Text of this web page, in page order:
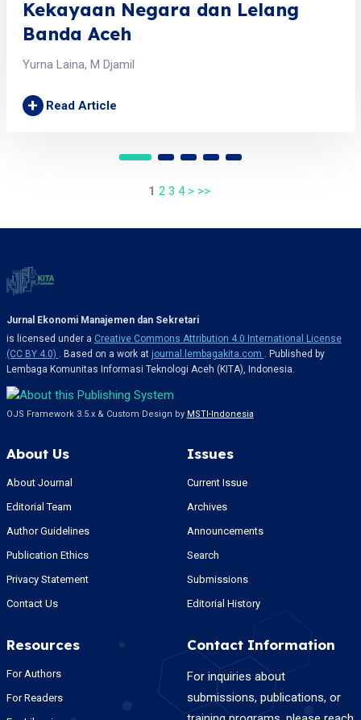
Kekayaan Negara dan Lelang
Banda Aceh
Yurna Laina, M Djamil
+ Read Article
1 2 3 4 > >>
Jurnal Ekonomi Manajemen dan Sekretari
is licensed under a Creative Commons Attribution 4.0 International License
(CC BY 4.0)
. Based on a work at journal.lembagakita.com
. Published by
Lembaga Komunitas Informasi Teknologi Aceh (KITA), Indonesia.
OJS Framework 3.5.x & Custom Design by MSTI-Indonesia
About Us
About Journal
Editorial Team
Author Guidelines
Publication Ethics
Privacy Statement
Contact Us
Issues
Current Issue
Archives
Announcements
Search
Submissions
Editorial History
Resources
For Authors
For Readers
Contact Information
For inquiries about
submissions, publications, or